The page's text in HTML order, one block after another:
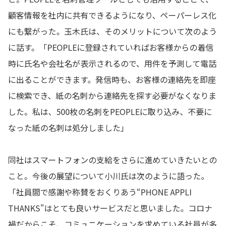
顧客情報を社内に共有できるようになり、ペーパーレス化
にも繋がった。玉木氏は、そのメリットについて次のよう
に話す。「PEOPLEに登録されていればお客様からの着信
時に氏名や会社名が表示されるので、用件を予測して電話
に出ることができます。発信時も、お客様の連絡先を即座
に検索でき、紙の名刺から連絡先を探す必要がなくなりま
した。私は、500枚の名刺をPEOPLEに取り込み、不要に
なった紙の名刺は処分しました」
同社はスマートフォンの支給をさらに進めていきたいとの
こと。今後の展望について小川氏は次のように語った。
「社員間で感謝や称賛をおくりあう“PHONE APPLI
THANKS”はとても良いサービスだと思いました。コロナ